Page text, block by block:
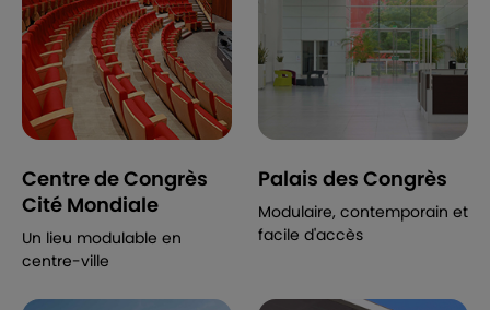
Centre de Congrès
Cité Mondiale
Un lieu modulable en
centre-ville
Palais des Congrès
Modulaire, contemporain et
facile d'accès